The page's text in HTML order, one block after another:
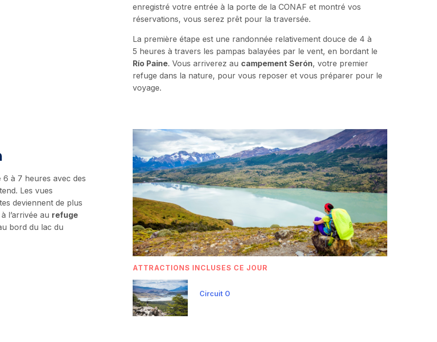
enregistré votre entrée à la porte de la CONAF et montré vos
réservations, vous serez prêt pour la traversée.
La première étape est une randonnée relativement douce de 4 à
5 heures à travers les pampas balayées par le vent, en bordant le
Río Paine. Vous arriverez au campement Serón, votre premier
refuge dans la nature, pour vous reposer et vous préparer pour le
voyage.
ATTRACTIONS INCLUSES CE JOUR
Circuit O
à 7 heures avec des
Les vues
deviennent de plus
l’arrivée au refuge
bord du lac du